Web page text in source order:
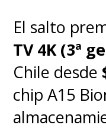
El salto
TV 4K (3ª
Chile desde
chip A15